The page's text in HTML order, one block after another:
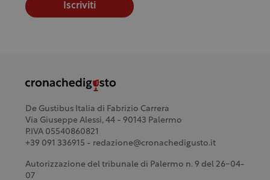
Iscriviti
De Gustibus Italia di Fabrizio Carrera
Via Giuseppe Alessi, 44 - 90143 Palermo
P.IVA 05540860821
+39 091 336915 - redazione@cronachedigusto.it
Autorizzazione del tribunale di Palermo n. 9 del 26-04-
07